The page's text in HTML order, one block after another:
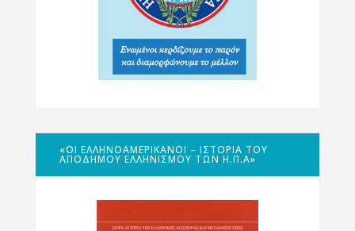
«ΟΙ ΕΛΛΗΝΟΑΜΕΡΙΚΑΝΟΊ – ΙΣΤΟΡΊΑ ΤΟΥ
ΑΠΌΔΗΜΟΥ ΕΛΛΗΝΙΣΜΟΎ ΤΩΝ Η.Π.Α»